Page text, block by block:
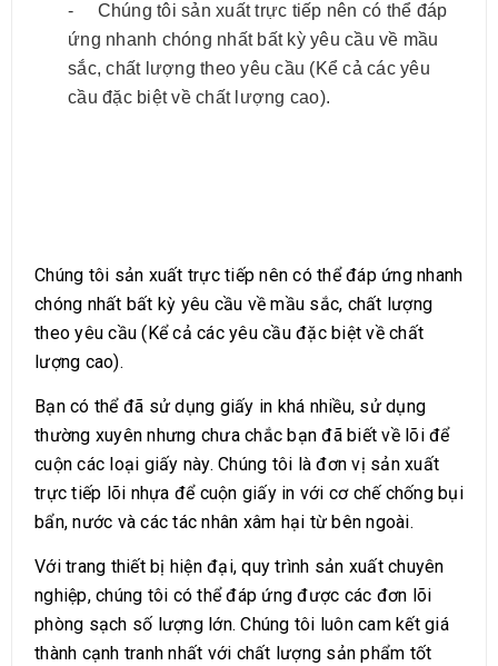
- Chúng tôi sản xuất trực tiếp nên có thể đáp
ứng nhanh chóng nhất bất kỳ yêu cầu về mầu
sắc, chất lượng theo yêu cầu (Kể cả các yêu
cầu đặc biệt về chất lượng cao).
Chúng tôi sản xuất trực tiếp nên có thể đáp ứng nhanh
chóng nhất bất kỳ yêu cầu về mầu sắc, chất lượng
theo yêu cầu (Kể cả các yêu cầu đặc biệt về chất
lượng cao).
Bạn có thể đã sử dụng giấy in khá nhiều, sử dụng
thường xuyên nhưng chưa chắc bạn đã biết về lõi để
cuộn các loại giấy này. Chúng tôi là đơn vị sản xuất
trực tiếp lõi nhựa để cuộn giấy in với cơ chế chống bụi
bẩn, nước và các tác nhân xâm hại từ bên ngoài.
Với trang thiết bị hiện đại, quy trình sản xuất chuyên
nghiệp, chúng tôi có thể đáp ứng được các đơn lõi
phòng sạch số lượng lớn. Chúng tôi luôn cam kết giá
thành cạnh tranh nhất với chất lượng sản phẩm tốt